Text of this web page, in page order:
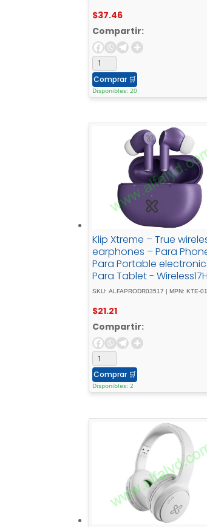
$37.46
Compartir:
Comprar 🛒
Disponibles: 20
Klip Xtreme – True
earphones – Para
Para Portable
Para Tablet -
IPX - Purple
SKU: ALFAPRODR03517 | MPN: KTE-
$21.21
Compartir:
Comprar 🛒
Disponibles: 2